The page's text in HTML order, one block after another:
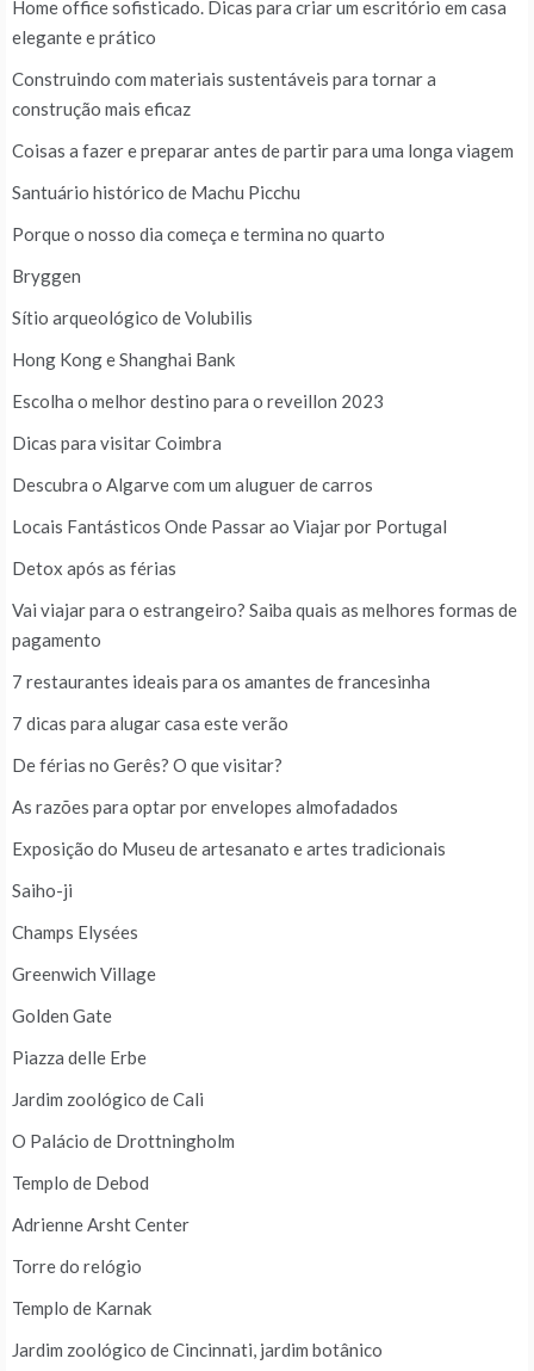
Home office sofisticado. Dicas para criar um escritório em casa
elegante e prático
Construindo com materiais sustentáveis para tornar a
construção mais eficaz
Coisas a fazer e preparar antes de partir para uma longa viagem
Santuário histórico de Machu Picchu
Porque o nosso dia começa e termina no quarto
Bryggen
Sítio arqueológico de Volubilis
Hong Kong e Shanghai Bank
Escolha o melhor destino para o reveillon 2023
Dicas para visitar Coimbra
Descubra o Algarve com um aluguer de carros
Locais Fantásticos Onde Passar ao Viajar por Portugal
Detox após as férias
Vai viajar para o estrangeiro? Saiba quais as melhores formas de
pagamento
7 restaurantes ideais para os amantes de francesinha
7 dicas para alugar casa este verão
De férias no Gerês? O que visitar?
As razões para optar por envelopes almofadados
Exposição do Museu de artesanato e artes tradicionais
Saiho-ji
Champs Elysées
Greenwich Village
Golden Gate
Piazza delle Erbe
Jardim zoológico de Cali
O Palácio de Drottningholm
Templo de Debod
Adrienne Arsht Center
Torre do relógio
Templo de Karnak
Jardim zoológico de Cincinnati, jardim botânico